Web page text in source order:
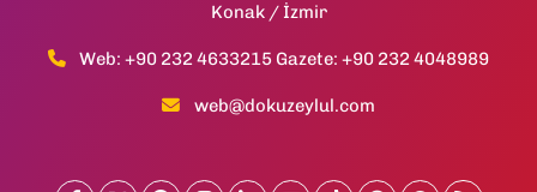
Konak / İzmir
Web: +90 232 4633215 Gazete: +90 232 4048989
web@dokuzeylul.com